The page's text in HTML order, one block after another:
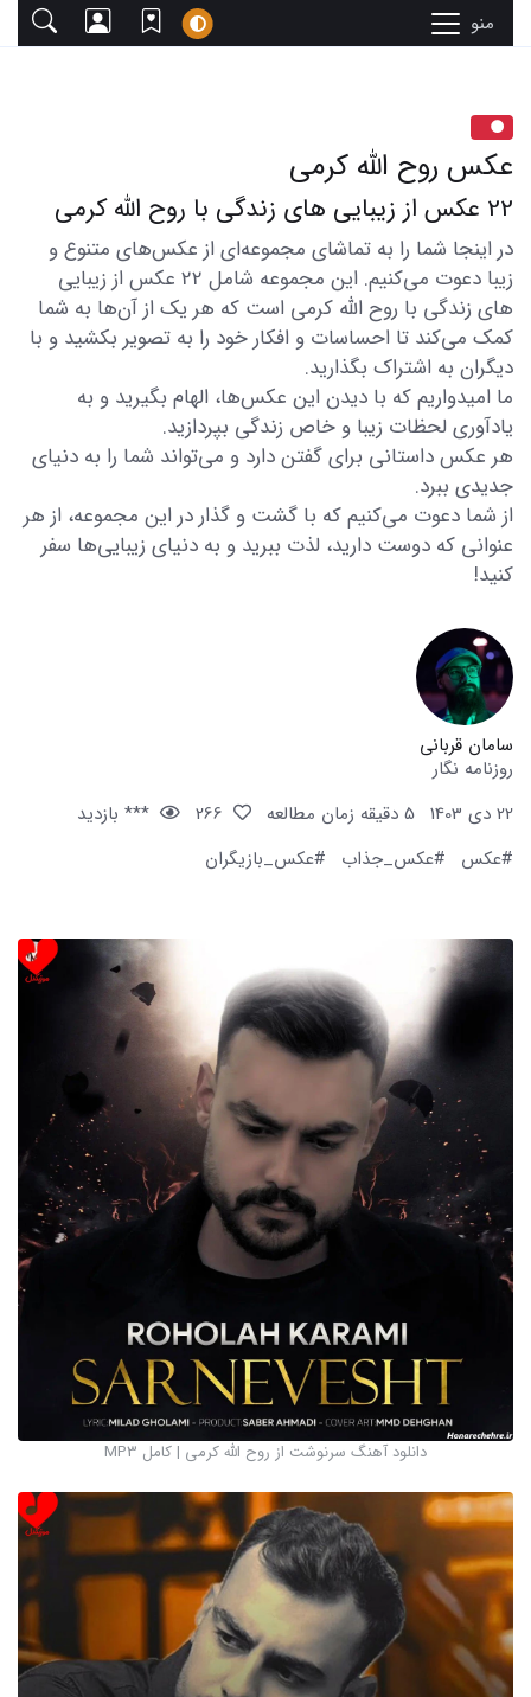
منو
عکس روح الله کرمی
22 عکس از زیبایی های زندگی با روح الله کرمی
در اینجا شما را به تماشای مجموعه‌ای از عکس‌های متنوع و
زیبا دعوت می‌کنیم. این مجموعه شامل 22 عکس از زیبایی
های زندگی با روح الله کرمی است که هر یک از آن‌ها به شما
کمک می‌کند تا احساسات و افکار خود را به تصویر بکشید و با
دیگران به اشتراک بگذارید.
ما امیدواریم که با دیدن این عکس‌ها، الهام بگیرید و به
یادآوری لحظات زیبا و خاص زندگی بپردازید.
هر عکس داستانی برای گفتن دارد و می‌تواند شما را به دنیای
جدیدی ببرد.
از شما دعوت می‌کنیم که با گشت و گذار در این مجموعه، از هر
عنوانی که دوست دارید، لذت ببرید و به دنیای زیبایی‌ها سفر
کنید!
سامان قربانی
روزنامه نگار
22 دی 1403
5 دقیقه زمان مطالعه
*** بازدید
#عکس
#عکس_جذاب #عکس_بازیگران
دانلود آهنگ سرنوشت از روح الله کرمی | کامل MP3